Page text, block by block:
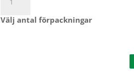
HDPE
500ml
Välj antal förpackningar